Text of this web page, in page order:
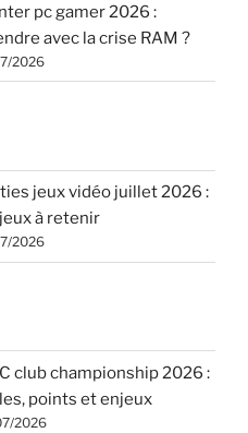
pc gamer 2026 :
avec la crise RAM ?
2026
jeux vidéo juillet 2026 :
à retenir
2026
club championship 2026 :
points et enjeux
2026